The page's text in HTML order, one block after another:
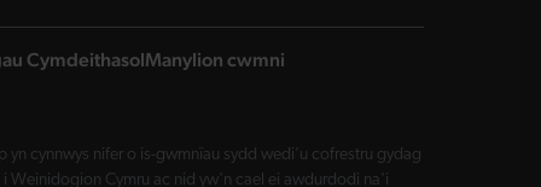
CymdeithasolManylion cwmni
cynnwys nifer o is-gwmnïau sydd wedi'u cofrestru gydag
Weinidogion Cymru ac nid yw'n cael ei awdurdodi na'i